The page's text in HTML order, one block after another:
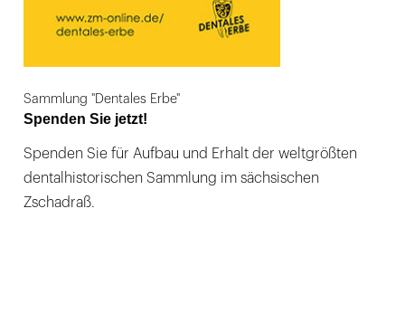
Sammlung "Dentales Erbe"
Spenden Sie jetzt!
Spenden Sie für Aufbau und Erhalt der weltgrößten
dentalhistorischen Sammlung im sächsischen
Zschadraß.